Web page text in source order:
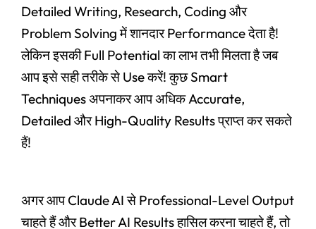
Detailed Writing, Research, Coding और
Problem Solving में शानदार Performance देता है!
लेकिन इसकी Full Potential का लाभ तभी मिलता है जब
आप इसे सही तरीके से Use करें! कुछ Smart
Techniques अपनाकर आप अधिक Accurate,
Detailed और High-Quality Results प्राप्त कर सकते
हैं!
अगर आप Claude AI से Professional-Level Output
चाहते हैं और Better AI Results हासिल करना चाहते हैं, तो